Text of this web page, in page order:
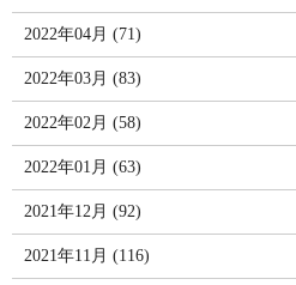
2022年04月 (71)
2022年03月 (83)
2022年02月 (58)
2022年01月 (63)
2021年12月 (92)
2021年11月 (116)